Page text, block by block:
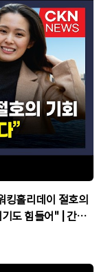
킹홀리데이 절호의
도 힘들어" | 간추
스